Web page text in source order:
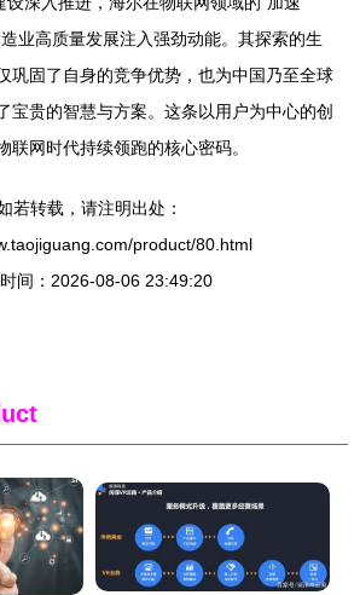
业高质量发展注入强劲动能。其探索的生
巩固了自身的竞争优势，也为中国乃至全球
宝贵的智慧与方案。这条以用户为中心的创
联网时代持续领跑的核心密码。
若转载，请注明出处：
product/80.html
间：2026-08-06 23:49:20